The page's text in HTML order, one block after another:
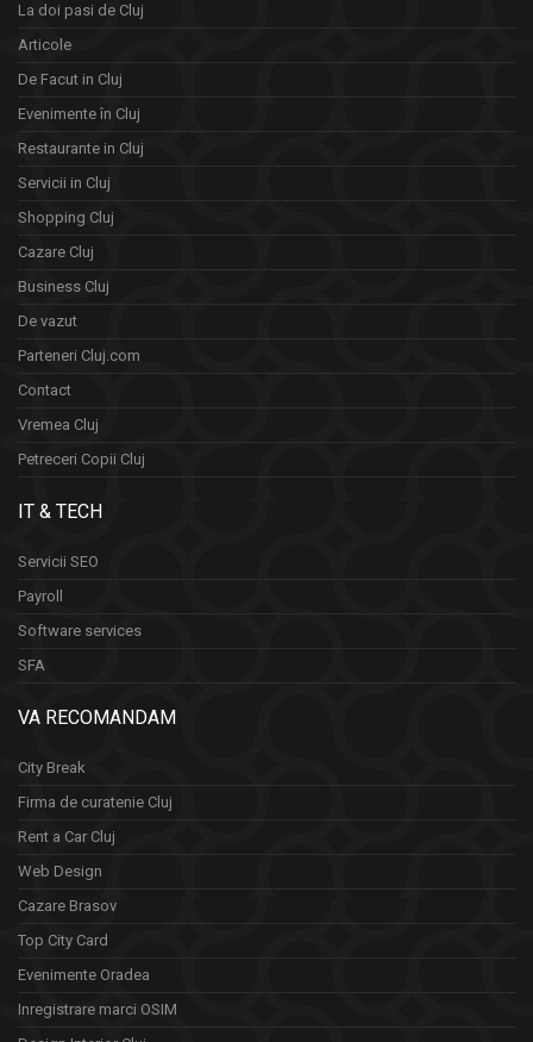
La doi pasi de Cluj
Articole
De Facut in Cluj
Evenimente în Cluj
Restaurante in Cluj
Servicii in Cluj
Shopping Cluj
Cazare Cluj
Business Cluj
De vazut
Parteneri Cluj.com
Contact
Vremea Cluj
Petreceri Copii Cluj
IT & TECH
Servicii SEO
Payroll
Software services
SFA
VA RECOMANDAM
City Break
Firma de curatenie Cluj
Rent a Car Cluj
Web Design
Cazare Brasov
Top City Card
Evenimente Oradea
Inregistrare marci OSIM